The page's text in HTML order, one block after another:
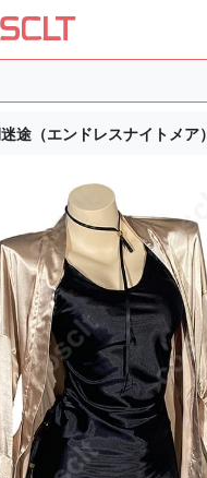
途（エンドレスナイトメア）